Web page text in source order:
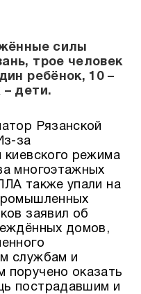
силы
трое человек
ребёнок, 10 –
– дети.
Рязанской
за
киевского режима
многоэтажных
также упали на
заявил об
домов,
службам и
оказать
пострадавшим и